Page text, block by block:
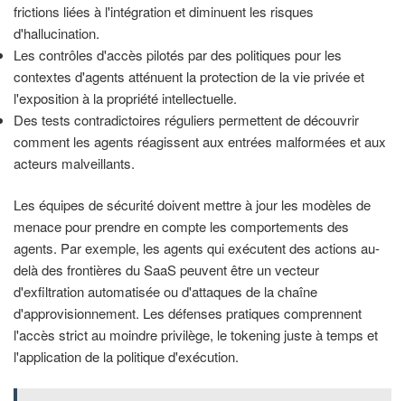
frictions liées à l'intégration et diminuent les risques
d'hallucination.
Les contrôles d'accès pilotés par des politiques pour les
contextes d'agents atténuent la protection de la vie privée et
l'exposition à la propriété intellectuelle.
Des tests contradictoires réguliers permettent de découvrir
comment les agents réagissent aux entrées malformées et aux
acteurs malveillants.
Les équipes de sécurité doivent mettre à jour les modèles de
menace pour prendre en compte les comportements des
agents. Par exemple, les agents qui exécutent des actions au-
delà des frontières du SaaS peuvent être un vecteur
d'exfiltration automatisée ou d'attaques de la chaîne
d'approvisionnement. Les défenses pratiques comprennent
l'accès strict au moindre privilège, le tokening juste à temps et
l'application de la politique d'exécution.